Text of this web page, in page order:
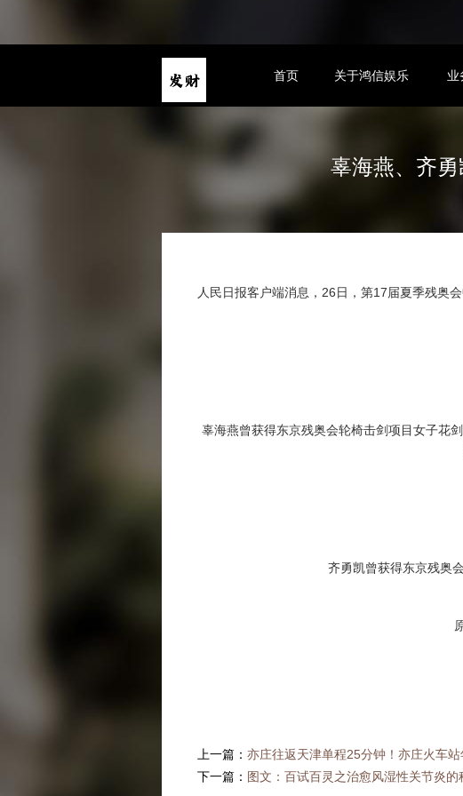
首页 关于鸿信娱乐 业
辜海燕、齐
人民日报客户端消息，26日，第17届夏季残奥
辜海燕曾获得东京残奥会轮椅击剑项目女子花
齐勇凯曾获得东京残奥
上一篇： 亦庄往返天津单程25分钟！亦庄火车
下一篇： 图文：百试百灵之治愈风湿性关节炎的